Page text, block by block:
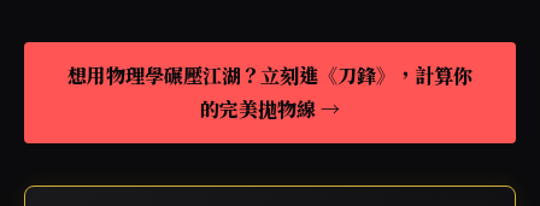
想用物理學碾壓江湖？立刻進《刀鋒》，計算你
的完美拋物線 →